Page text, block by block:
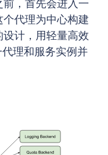
，首先会进入一
代理为中心构建
计，用轻量高效
理和服务实例并